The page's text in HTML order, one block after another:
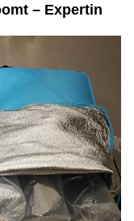
– Expertin